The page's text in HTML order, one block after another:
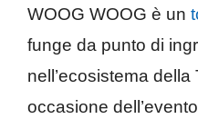
WOOG WOOG è un
funge da punto di
nell’ecosistema della
occasione